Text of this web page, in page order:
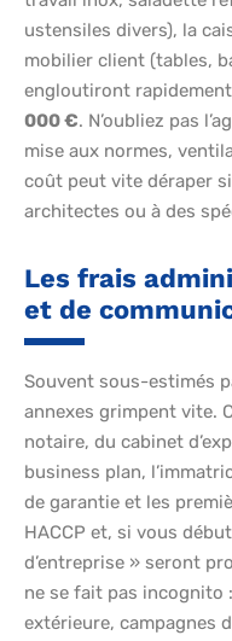
ustensiles divers), la
mobilier client (tables,
engloutiront
000 €. N’oubliez pas
mise aux normes,
coût peut vite déraper
architectes ou à des
Les frais
et de
Souvent sous-estimés
annexes grimpent vite.
notaire, du cabinet
business plan,
de garantie et les
HACCP et, si vous
d’entreprise » seront
ne se fait pas incognito
extérieure, campagnes